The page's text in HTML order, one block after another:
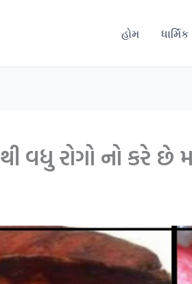
હોમ ધાર્મિક
રોગો નો કરે છે